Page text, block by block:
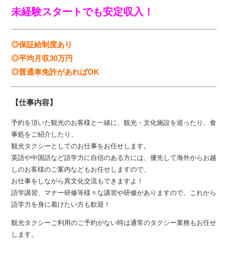
未経験スタートでも安定収入！
◎保証給制度あり
◎平均月収30万円
◎普通車免許があればOK
【仕事内容】
予約を頂いた観光のお客様と一緒に、観光・文化施設を巡ったり、食
事処をご紹介したり、
観光タクシーとしてのお仕事をお任せします。
英語や中国語など語学力に自信のある方には、優先して海外からお越
しのお客様のご案内などもお任せしますので、
お仕事をしながら異文化交流もできますよ！
語学講習、マナー研修等様々な講習や研修がありますので、これから
語学力を身に着けたい方も歓迎！
観光タクシーご利用のご予約がない時は通常のタクシー業務もお任せ
します。